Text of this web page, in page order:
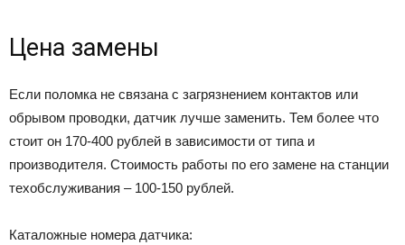
Цена замены
Если поломка не связана с загрязнением контактов или
обрывом проводки, датчик лучше заменить. Тем более что
стоит он 170-400 рублей в зависимости от типа и
производителя. Стоимость работы по его замене на станции
техобслуживания – 100-150 рублей.
Каталожные номера датчика: